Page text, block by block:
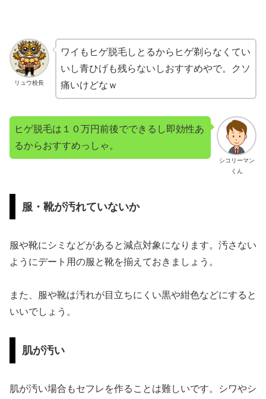
リュウ校長
ワイもヒゲ脱毛しとるからヒゲ剃らなくてい
いし青ひげも残らないしおすすめやで。クソ
痛いけどなｗ
シコリーマン
くん
ヒゲ脱毛は１０万円前後でできるし即効性あ
るからおすすめっしゃ。
服・靴が汚れていないか
服や靴にシミなどがあると減点対象になります。汚さない
ようにデート用の服と靴を揃えておきましょう。
また、服や靴は汚れが目立ちにくい黒や紺色などにすると
いいでしょう。
肌が汚い
肌が汚い場合もセフレを作ることは難しいです。シワやシ